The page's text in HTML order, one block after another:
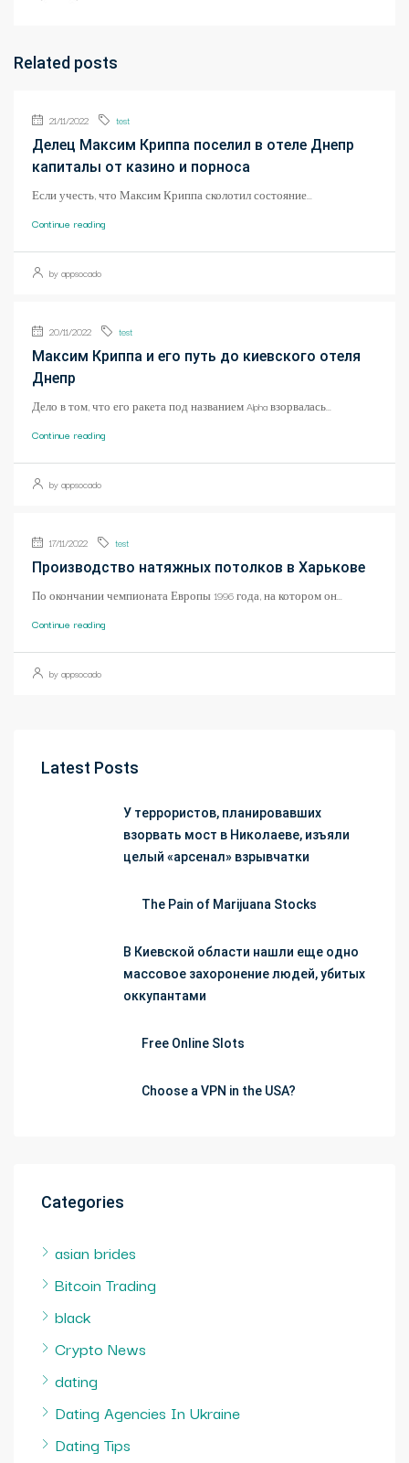
Related posts
21/11/2022 test
Делец Максим Криппа поселил в отеле Днепр
капиталы от казино и порноса
Если учесть, что Максим Криппа сколотил состояние...
Continue reading
by appsocado
20/11/2022 test
Максим Криппа и его путь до киевского отеля
Днепр
Дело в том, что его ракета под названием Alpha взорвалась...
Continue reading
by appsocado
17/11/2022 test
Производство натяжных потолков в Харькове
По окончании чемпионата Европы 1996 года, на котором он...
Continue reading
by appsocado
Latest Posts
У террористов, планировавших
взорвать мост в Николаеве, изъяли
целый «арсенал» взрывчатки
The Pain of Marijuana Stocks
В Киевской области нашли еще одно
массовое захоронение людей, убитых
оккупантами
Free Online Slots
Choose a VPN in the USA?
Categories
asian brides
Bitcoin Trading
black
Crypto News
dating
Dating Agencies In Ukraine
Dating Tips